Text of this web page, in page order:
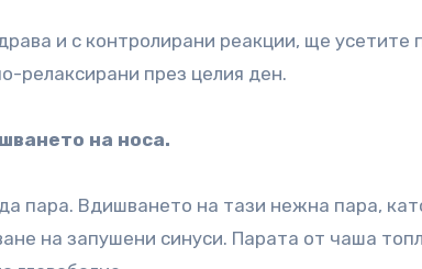
и с контролирани реакции, ще усетите
релаксирани през целия ден.
на носа.
пара. Вдишването на тази нежна пара,
на запушени синуси. Парата от чаша